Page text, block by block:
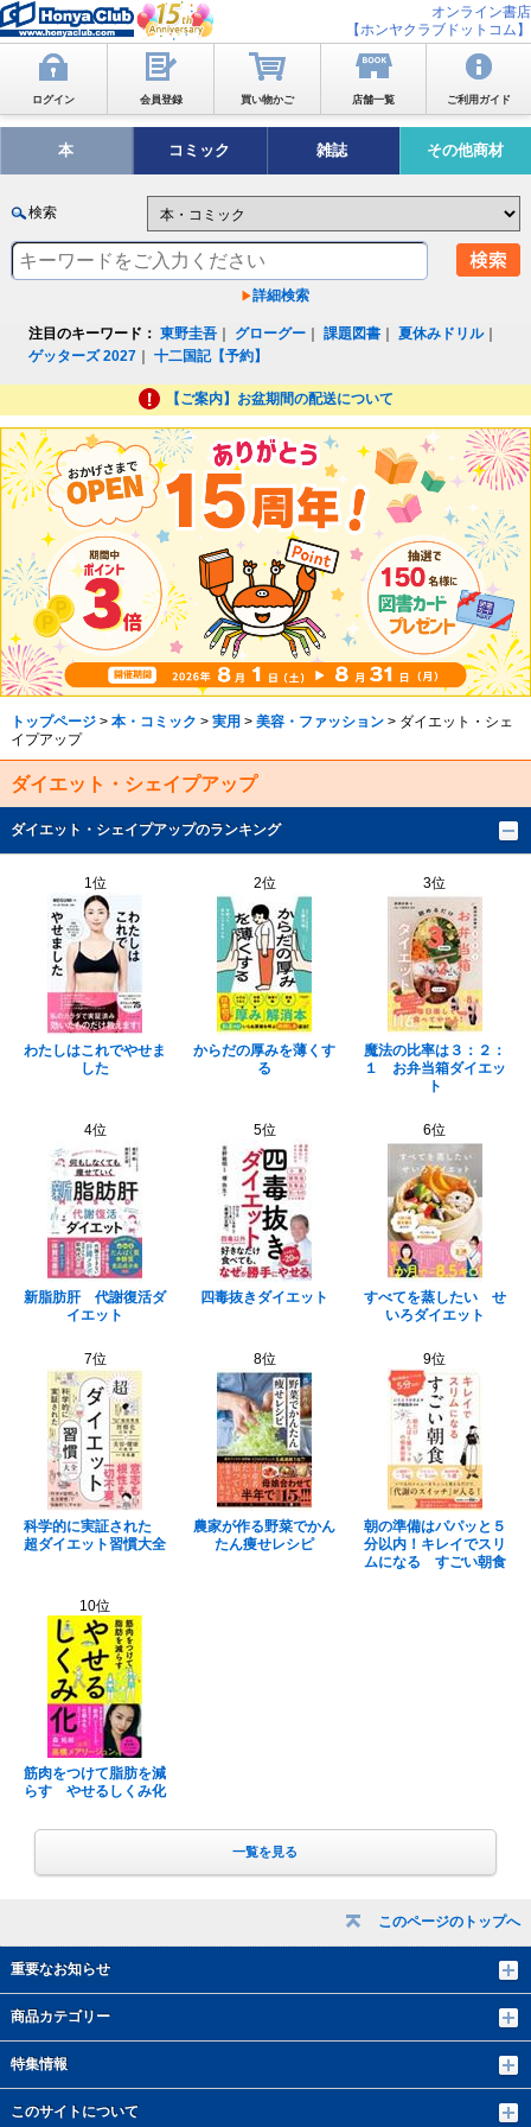
オンライン書店
【ホンヤクラブドットコム】
ログイン 会員登録 買い物かご 店舗一覧 ご利用ガイド
本 コミック 雑誌 その他商材
検索
詳細検索
注目のキーワード： 東野圭吾 グローグー ｜課題図書 ｜夏休みドリル｜
ゲッターズ 2027 ｜十二国記【予約】
【ご案内】お盆期間の配送について
このページのトップへ
重要なお知らせ
商品カテゴリー
特集情報
このサイトについて
トップページ> 本・コミック > 実用 > 美容・ファッション> ダイエット・シェ
イプアップ
ダイエット・シェイプアップ
ダイエット・シェイプアップのランキング
1位
わたしはこれでやせま
した
2位
からだの厚みを薄くす
る
3位
魔法の比率は３：２：
１ お弁当箱ダイエッ
ト
4位
新脂肪肝 代謝復活ダ
イエット
5位
四毒抜きダイエット
6位
すべてを蒸したい せ
いろダイエット
7位
科学的に実証された
超ダイエット習慣大全
8位
農家が作る野菜でかん
たん痩せレシピ
9位
朝の準備はパパッと５
分以内！キレイでスリ
ムになる すごい朝食
10位
筋肉をつけて脂肪を減
らす やせるしくみ化
一覧を見る